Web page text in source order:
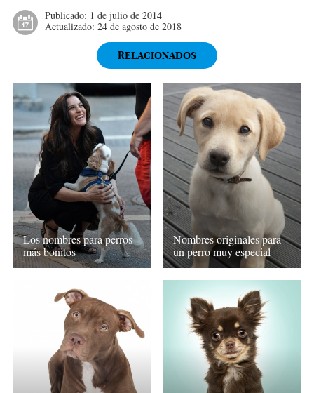
Publicado: 1 de julio de 2014
Actualizado: 24 de agosto de 2018
RELACIONADOS
Los nombres para perros
más bonitos
Nombres originales para
un perro muy especial